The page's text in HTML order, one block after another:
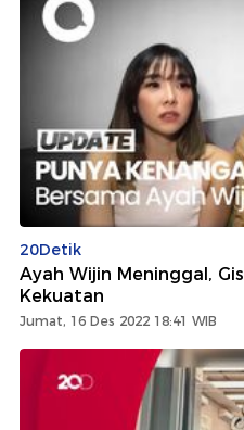
20Detik
Ayah Wijin Meninggal,
Kekuatan
Jumat, 16 Des 2022 18:41 WIB